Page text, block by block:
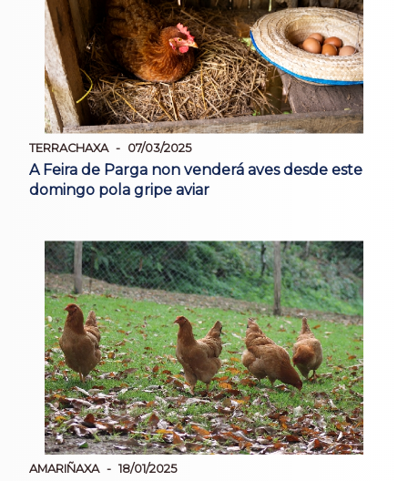
TERRACHAXA 07/03/2025
A Feira de Parga non venderá aves desde este
domingo pola gripe aviar
AMARIÑAXA 18/01/2025